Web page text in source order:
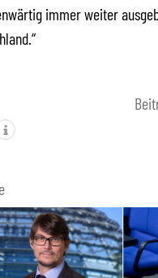
immer weiter